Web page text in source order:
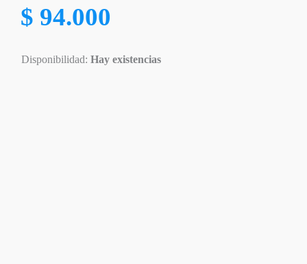
$ 94.000
Disponibilidad: Hay existencias